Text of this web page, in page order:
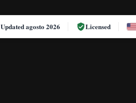
Updated agosto 2026 Licensed